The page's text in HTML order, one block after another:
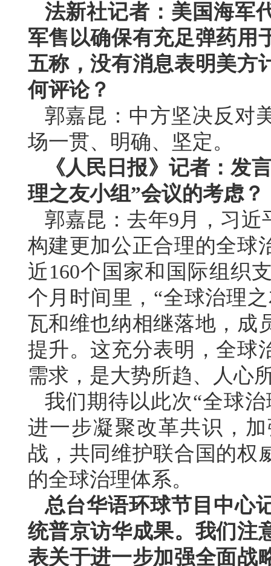
法新社记者：美国海军
军售以确保有充足弹药用
五称，没有消息表明美方
何评论？
郭嘉昆：中方坚决反对
场一贯、明确、坚定。
《人民日报》记者：发
理之友小组”会议的考虑？
郭嘉昆：去年9月，习
构建更加公正合理的全球
近160个国家和国际组织
个月时间里，“全球治理
瓦和维也纳相继落地，成
提升。这充分表明，全球
需求，是大势所趋、人心
我们期待以此次“全球
进一步凝聚改革共识，
战，共同维护联合国的权
的全球治理体系。
总台华语环球节目中心
统普京访华成果。我们注
表关于进一步加强全面战